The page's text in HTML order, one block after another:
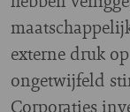
externe druk
ongetwijfeld
Corporaties